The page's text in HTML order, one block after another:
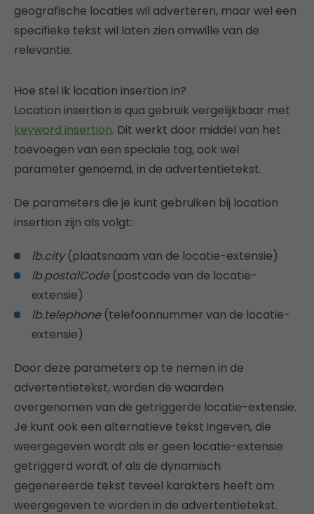
geografische locaties wil adverteren, maar wel een
specifieke tekst wil laten zien omwille van de
relevantie.
Hoe stel ik location insertion in?
Location insertion is qua gebruik vergelijkbaar met
keyword insertion. Dit werkt door middel van het
toevoegen van een speciale tag, ook wel
parameter genoemd, in de advertentietekst.
De parameters die je kunt gebruiken bij location
insertion zijn als volgt:
lb.city(plaatsnaam van de locatie-extensie)
lb.postalCode(postcode van de locatie-
extensie)
lb.telephone(telefoonnummer van de locatie-
extensie)
Door deze parameters op te nemen in de
advertentietekst, worden de waarden
overgenomen van de getriggerde locatie-extensie.
Je kunt ook een alternatieve tekst ingeven, die
weergegeven wordt als er geen locatie-extensie
getriggerd wordt of als de dynamisch
gegenereerde tekst teveel karakters heeft om
weergegeven te worden in de advertentietekst.